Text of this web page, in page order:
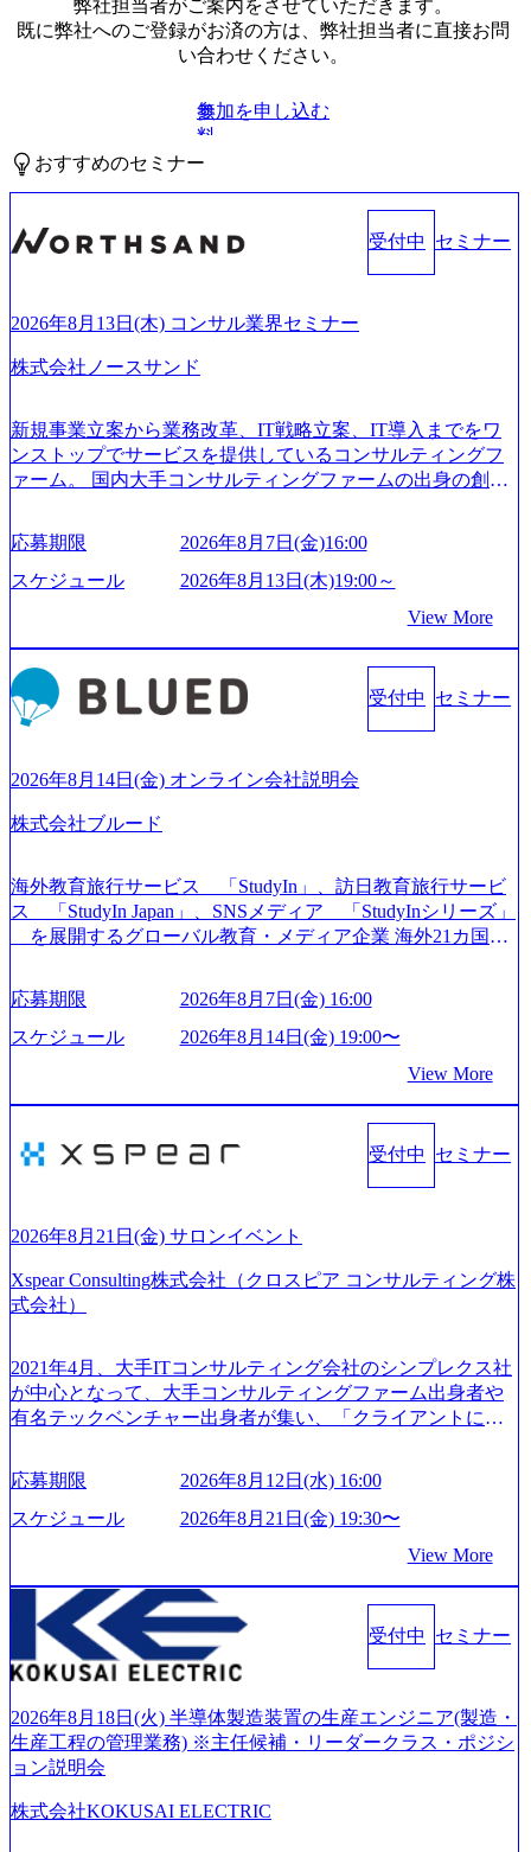
弊社担当者がご案内をさせていただきます。
既に弊社へのご登録がお済の方は、弊社担当者に直接お問
い合わせください。
無
料
参加を申し込む
おすすめのセミナー
受付中 セミナー
2026年8月13日(木) コンサル業界セミナー
株式会社ノースサンド
新規事業立案から業務改革、IT戦略立案、IT導入までをワ
ンストップでサービスを提供しているコンサルティングフ
ァーム。 国内大手コンサルティングファームの出身の創業
もっと自由に誠実に提案できる会社をつくりたい」「胸を
張って会社が好きだと言えるような家族的な組織をつくり
たい」という想いで会社を設立 PwC・アクセンチュアとい
社出身者など、様々な経歴の社員が活躍しており、働きや
すく魅力的な環境が整っているため、定着率が高いことか
ら「働きがいのある会社」に4年連続ベストカンパニーに選
出されている。 残業時間は平均30時間程度 事業/IT戦略立案
や各種プロジェクトマネジメント、最先端テクノロジーの
をデザインする」というビジョンを掲げ、クライアント目
いることは何かを追究し、本当に価値のある成果を提供し
の736名（2024年1月）に到達。上場を目指し、さらに採用
のスピードを上げている。 人にフォーカスをして急成長す
る唯一無二のコンサルティングファーム【株式会社ノース
サンド 執行役員新山氏、庄司氏インタビュー】 (https://my-vi
2015年に設立され、前年比205%の売上成長を遂げるなど、
急速な成長を遂げている。 ​ 新規事業立案から業務改革、IT
戦略立案、IT導入までをワンストップで提供するコンサル
ティングファームである。 ​- 2025年1月時点で従業員数1,209
名を擁し、事業拡大を続けている。 「人」にフォーカスを
当てたコンサルティング会社として、社員の人間力を強み
としたサービスを提供している。 ​- - 2018年から6年連続で
ティングファームやSIer、事業会社出身者など、多様な経歴
の社員が活躍している。 年間休日120日以上、完全週休2日
制、有給休暇初年度10日（消化率46.3%）、特別休暇5日な
ど、充実した休暇制度を整備している。 ​ 月平均残業時間は
リフレッシュ休暇など、社員同士の交流や健康をサポート
する取り組みが充実している。 2026年8月13日(木) 19:00～2
0:30予定 2026年8月7日(金) 16:00 コンサル業界の動向や業務
界セミナーを実施しています。 ●前回開催時のアンケート
ージのぼんやりしていた部分が明確になりました」「業界
の全体感や実際に働いていらっしゃる方の体感的なお話を
応募期限
2026年8月7日(金)16:00
スケジュール
2026年8月13日(木)19:00～
View More
受付中 セミナー
2026年8月14日(金) オンライン会社説明会
株式会社ブルード
海外教育旅行サービス 「StudyIn」、訪日教育旅行サービ
ス 「StudyIn Japan」、SNSメディア 「StudyInシリーズ」
を展開するグローバル教育・メディア企業 海外21カ国と
育支援サービスを提供している 動画メディア事業を基盤と
して、留学支援・訪日教育旅行・SNSマーケティング事業
を展開している Mission:より多くの人に、グローバルという
ラになる Value： INTEGRITY誠実であろう 素直に心を開い
て伝える、自責かつ利他の精神で動く、謙虚な姿勢でウソ
る、失敗を恐れずにふみだす、執着心をもって没頭する O
WNERSHIP当事者であろう みずから決めてみずから動く、
だわろう 今すぐ決める、すばやく動く、まず成果物をだす
回す、結果が出るまでやり抜く 2026年8月14日(金) 19:00〜2
0:00 (60分) 2026年8月7日(金) 16:00 本説明会は、選考の前段
です。評価の場ではないため、キャリアを検討中の段階の
方にもご参加いただけます。 連休中の平日夜という日程の
ため、在職中の方も有給を取得することなく、現職への配
慮なくご参加いただけます。帰省先からのオンライン参加
旅行事業の内容とビジネスモデル/今後の構想・事業展開/入
社後のキャリアパス ・質疑応答(20分) オンライン (Google M
eet) ・営業・マーケティングなど、ビジネスサイドでのキャ
リアを検討されている方 ・転職を具体的に決めてはいない
が、情報収集を進めたい段階の方 ・東京・大阪での勤務を
希望される方
応募期限
2026年8月7日(金) 16:00
スケジュール
2026年8月14日(金) 19:00〜
View More
受付中 セミナー
2026年8月21日(金) サロンイベント
Xspear Consulting株式会社（クロスピア コンサルティング株
式会社）
2021年4月、大手ITコンサルティング会社のシンプレクス社
が中心となって、大手コンサルティングファーム出身者や
有名テックベンチャー出身者が集い、「クライアントにと
い」という想いの下で立ち上げた新鋭ファーム テクノロジ
ーがビジネスの成功に大きな影響力を持つDX時代におい
て、20年以上にわたってFintech業界を中心に最先端テクノ
つ、あらゆる業種・業界のクライアントの企業価値の最大
化を支援するために、戦略策定、組織改革、人材育成、業
務改善、実行支援などのコンサルティングサービスを一気
通貫で提供するのが特徴（いわゆる総合コンサルティング
ファーム） 社名の由来は”DXエリアにSpir（槍）を指して
ていく”という位置づけ 一昔前は金融が強い企業として認知
されていたが、現在金融の売上割合は全体の3割。現在はTo
C事業を始め、パブリック、製造業、通信、エンタメ、教
はあるが、社員の興味のある分野やスキルを活用したいな
応募期限
2026年8月12日(水) 16:00
スケジュール
2026年8月21日(金) 19:30〜
View More
受付中 セミナー
2026年8月18日(火) 半導体製造装置の生産エンジニア(製造・
生産工程の管理業務) ※主任候補・リーダークラス・ポジシ
ョン説明会
株式会社KOKUSAI ELECTRIC